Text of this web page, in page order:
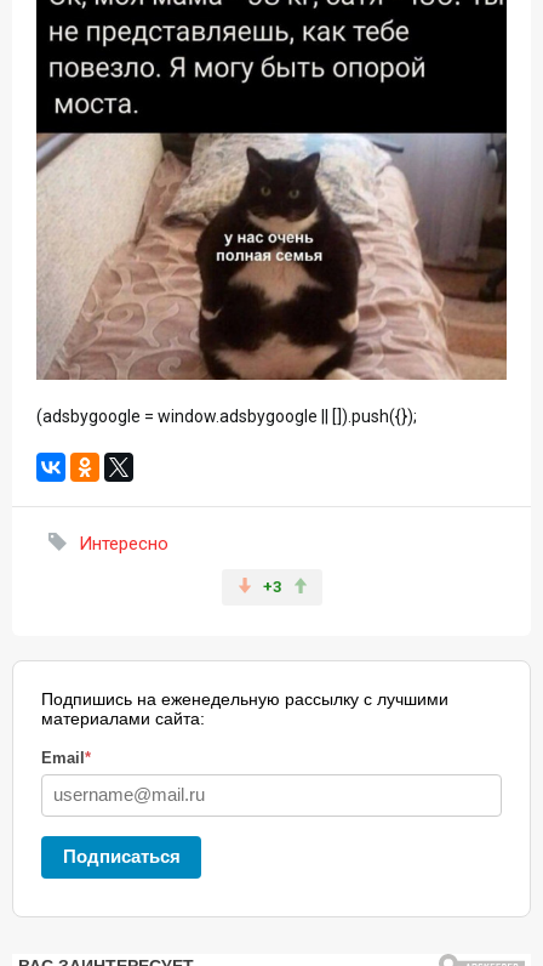
(adsbygoogle = window.adsbygoogle || []).push({});
Интересно
+3
Подпишись на еженедельную рассылку с лучшими
материалами сайта:
Email*
Подписаться